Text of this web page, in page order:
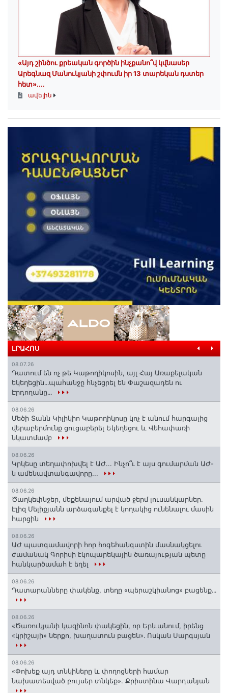
«Այդ շինծու քրեական գործին ինչքանո՞վ կվնասեր
Արեգնազ Մանուկյանի շփումն իր 13 տարեկան դստեր
հետ»․...
ավելին
ԼՐԱՀՈՍ
08.07.26
Դատում են ոչ թե Կաթողիկոսին, այլ Հայ Առաքելական
եկեղեցին․․․պահանջը հնչեցրել են Փաշազադեն ու
Էրդողանը․․․
08.06.26
Մեծի Տանն Կիլիկիո Կաթողիկոսը կոչ է անում հարգալից
վերաբերմունք ցուցաբերել Եկեղեցու և Վեհափառի
նկատմամբ
08.06.26
Կրկեսը տեղափոխվել է ԱԺ... Ինչո՞ւ է այս գումարման ԱԺ-
ն ամենավտանգավորը...
08.06.26
Ծաղկեփնջեր, մեքենայում արված ջերմ լուսանկարներ.
Էլիզ Մելիքյանն արձագանքել է կողակից ունենալու մասին
հարցին
08.06.26
ԱԺ պատգամավորի հոր հոգեհանգստին մասնակցելու
ժամանակ Գորիսի էկոպարեկային ծառայության պետը
հանկարծամահ է եղել
08.06.26
Դատարանները փակենք, տեղը «պերաշկիանոց» բացենք․․․
08.06.26
«Ծառուկյանի կազինոն փակեցին, որ Երևանում, իրենց
«կրիշայի» ներքո, խաղատուն բացեն»․ Ոսկան Սարգսյան
08.06.26
«Փոխեք այդ տնկիները և փողոցների համար
նախատեսված բույսեր տնկեք». Քրիստինա Վարդանյան